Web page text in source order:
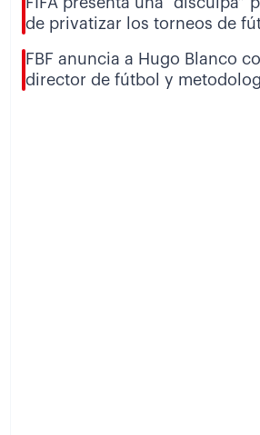
de privatizar los torneos de
FBF anuncia a Hugo Blanco
director de fútbol y